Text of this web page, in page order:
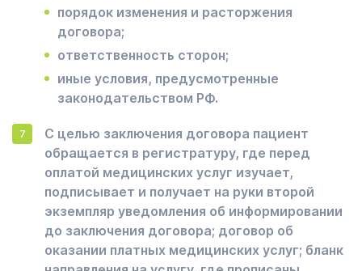
порядок изменения и расторжения
договора;
ответственность сторон;
иные условия, предусмотренные
законодательством РФ.
С целью заключения договора пациент
обращается в регистратуру, где перед
оплатой медицинских услуг изучает,
подписывает и получает на руки второй
экземпляр уведомления об информировании
до заключения договора; договор об
оказании платных медицинских услуг; бланк